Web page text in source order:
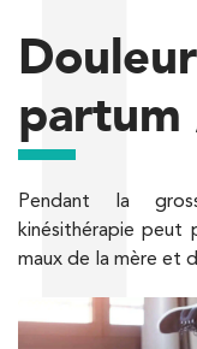
Pendant la
kinésithérapie peut
maux de la mère et